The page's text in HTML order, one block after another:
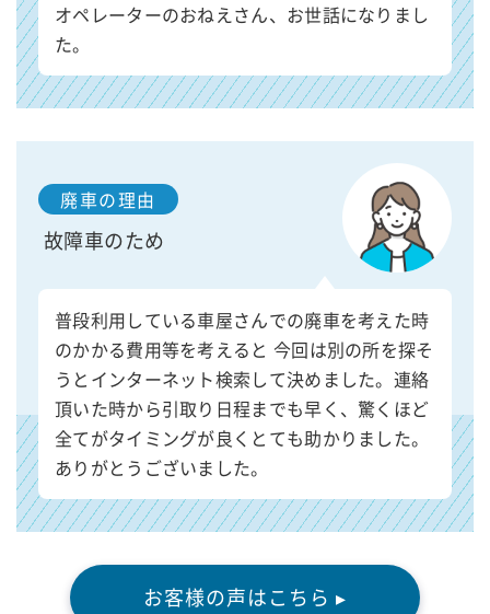
オペレーターのおねえさん、お世話になりまし
た。
廃車の理由
故障車のため
普段利用している車屋さんでの廃車を考えた時
のかかる費用等を考えると 今回は別の所を探そ
うとインターネット検索して決めました。連絡
頂いた時から引取り日程までも早く、驚くほど
全てがタイミングが良くとても助かりました。
ありがとうございました。
お客様の声はこちら ▸